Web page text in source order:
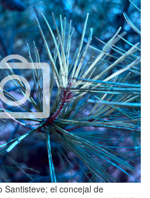
Santisteve; el concejal de